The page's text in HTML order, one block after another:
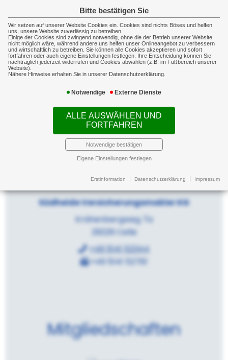
Bitte bestätigen Sie
Wir setzen auf unserer Website Cookies ein. Cookies sind nichts Böses und helfen
uns, unsere Website zuverlässig zu betreiben.
Einige der Cookies sind zwingend notwendig, ohne die der Betrieb unserer Website
nicht möglich wäre, während andere uns helfen unser Onlineangebot zu verbessern
und wirtschaftlich zu betreiben. Sie können alle Cookies akzeptieren und sofort
fortfahren oder auch eigene Einstellungen festlegen. Ihre Entscheidung können Sie
nachträglich jederzeit widerrufen und Cookies abwählen (z.B. im Fußbereich unserer
Website).
Nähere Hinweise erhalten Sie in unserer Datenschutzerklärung.
Notwendige Externe Dienste
ALLE AUSWÄHLEN UND
FORTFAHREN
Notwendige bestätigen
Eigene Einstellungen festlegen
Erstinformation Datenschutzerklärung Impressum
Eine Warenkreditversicherung deckt in diesem Fall Ihr
wirtschaftliches Risiko infolge eines Ausfalls von
Forderungen aus Warenlieferungen, Werk- oder
Dienstleistungen durch Insolvenz des
Geschäftspartners ab. Voraussetzung für den
Versicherungsschutz ist, dass eine Bonitätsprüfung
Kontakt
Südheide Versicherungsmakler KG
Krähenbergweg 7a
29229 Celle
+49 5141 52344
+49 5141 52761
Mitgliedschaften